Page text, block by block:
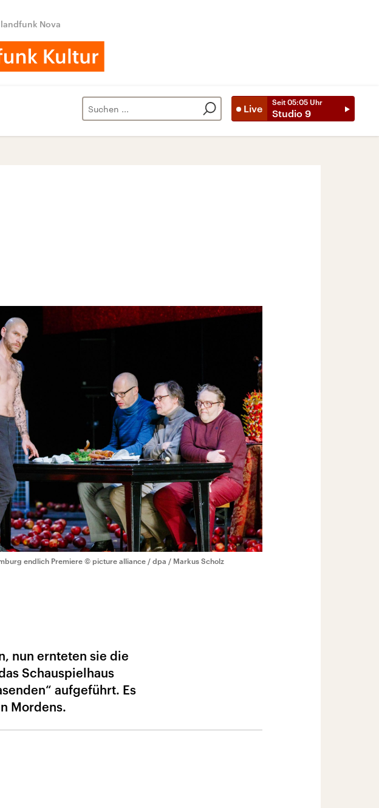
Nova
Live
Seit 05:05 Uhr
Studio 9
endlich Premiere © picture alliance / dpa / Markus Scholz
nun ernteten sie die
Schauspielhaus
aufgeführt. Es
Mordens.